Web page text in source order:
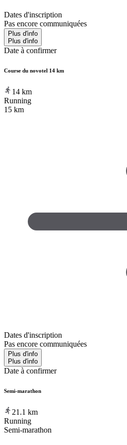
Dates d'inscription
Pas encore communiquées
Plus d'info
Plus d'info
Date à confirmer
Course du novotel 14 km
14 km
Running
15 km
Dates d'inscription
Pas encore communiquées
Plus d'info
Plus d'info
Date à confirmer
Semi-marathon
21.1 km
Running
Semi-marathon